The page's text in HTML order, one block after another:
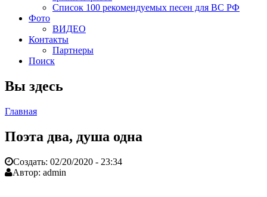
Список 100 рекомендуемых песен для ВС РФ
Фото
ВИДЕО
Контакты
Партнеры
Поиск
Вы здесь
Главная
Поэта два, душа одна
Создать: 02/20/2020 - 23:34
Автор: admin